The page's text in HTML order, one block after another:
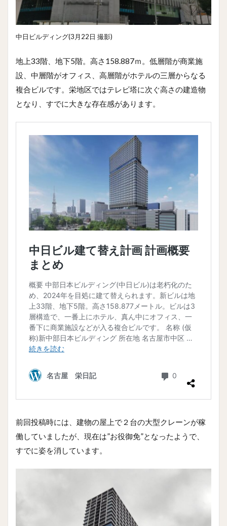
中日ビルディング(3月22日 撮影)
地上33階、地下5階。高さ158.887ｍ。低層階が商業施
設、中層階がオフィス、高層階がホテルの三層からなる
複合ビルです。栄地区ではテレビ塔に次ぐ高さの建造物
となり、すでに大きな存在感があります。
前回投稿時には、建物の屋上で２台の大型クレーンが稼
働していましたが、現在は”お役御免”となったようで、
すでに姿を消しています。